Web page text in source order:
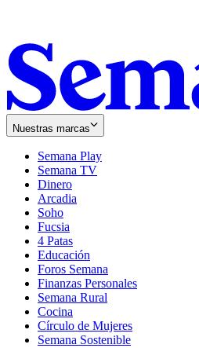
Nuestras marcas
Semana Play
Semana TV
Dinero
Arcadia
Soho
in
new
window
Fucsia
in
new
window
4 Patas
Educación
Foros Semana
Finanzas Personales
Semana Rural
Cocina
Círculo de Mujeres
Semana Sostenible